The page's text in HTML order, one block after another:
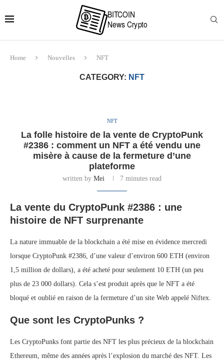
Home Nouvelles NFT
CATEGORY: NFT
NFT
La folle histoire de la vente de CryptoPunk
#2386 : comment un NFT a été vendu une
misère à cause de la fermeture d’une
plateforme
written by Mei 7 minutes read
La vente du CryptoPunk #2386 : une
histoire de NFT surprenante
La nature immuable de la blockchain a été mise en évidence mercredi
lorsque CryptoPunk #2386, d’une valeur d’environ 600 ETH (environ
1,5 million de dollars), a été acheté pour seulement 10 ETH (un peu
plus de 23 000 dollars). Cela s’est produit après que le NFT a été
bloqué et oublié en raison de la fermeture d’un site Web appelé Niftex.
Que sont les CryptoPunks ?
Les CryptoPunks font partie des NFT les plus précieux de la blockchain
Ethereum, même des années après l’explosion du marché des NFT. Les